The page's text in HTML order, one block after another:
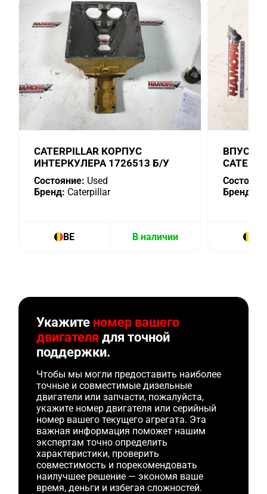
CATERPILLAR КОРПУС
ИНТЕРКУЛЕРА 1726513 Б/У
Состояние: Used
Бренд: Caterpillar
BE В наличии
Бренд:
Укажите номер вашего
двигателя для точной
поддержки.
Чтобы мы могли предоставить наиболее
точные и совместимые дизельные
двигатели или запчасти, пожалуйста,
укажите номер двигателя или серийный
номер вашего текущего агрегата. Эта
важная информация поможет нашим
экспертам точно определить
характеристики, проверить
совместимость и порекомендовать
наилучшее решение — экономя ваше
время, деньги и избегая сложностей.